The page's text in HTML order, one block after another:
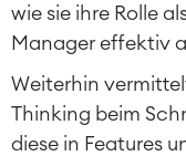
wie sie ihre Rolle
Manager effektiv
Weiterhin
Thinking beim
diese in Features